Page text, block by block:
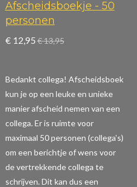
Afscheidsboekje - 50
personen
€ 12,95 € 13,95
Bedankt collega! Afscheidsboek
kun je op een leuke en unieke
manier afscheid nemen van een
collega. Er is ruimte voor
maximaal 50 personen (collega's)
om een berichtje of wens voor
de vertrekkende collega te
schrijven. Dit kan dus een